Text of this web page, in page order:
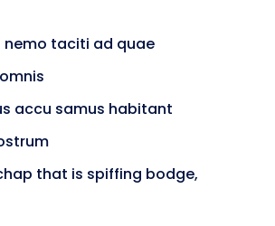
taciti ad quae
accu samus habitant
that is spiffing bodge,